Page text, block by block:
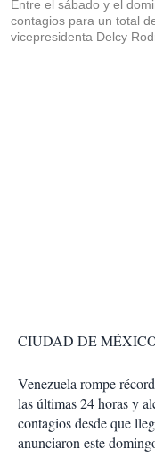
Entre el sábado y el
contagios para un total
vicepresidenta Delcy
CIUDAD DE
Venezuela rompe
las últimas 24 horas y
contagios desde que
anunciaron este